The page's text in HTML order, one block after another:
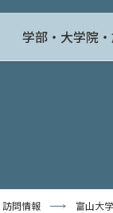
学部・大学院
問情報 富山大